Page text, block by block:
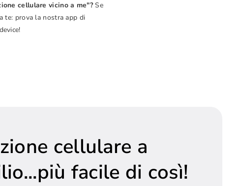
cellulare vicino a me"?Se
te: prova la nostra app di
cellulare a
facile di così!